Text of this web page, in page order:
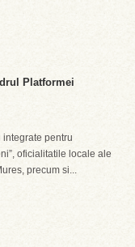
Platformei
integrate pentru
oficialitatile locale ale
precum si...